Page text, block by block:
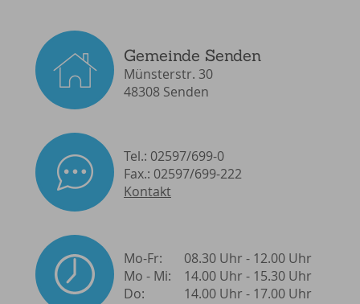
Gemeinde Senden
Münsterstr. 30
48308 Senden
Tel.: 02597/699-0
Fax.: 02597/699-222
Kontakt
Mo-Fr:
Mo - Mi:
Do:
08.30 Uhr - 12.00 Uhr
14.00 Uhr - 15.30 Uhr
14.00 Uhr - 17.00 Uhr